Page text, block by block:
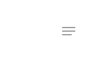
Close